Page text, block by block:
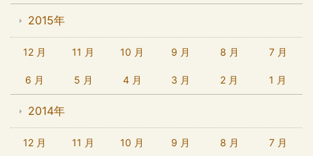
2015年
12 月 11 月 10 月 9 月 8 月 7 月
6 月 5 月 4 月 3 月 2 月 1 月
2014年
12 月 11 月 10 月 9 月 8 月 7 月